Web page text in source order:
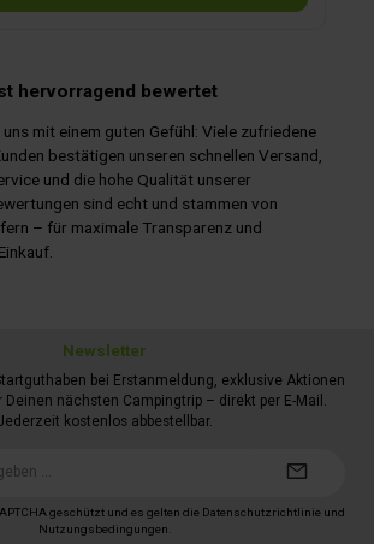
hervorragend bewertet
uns mit einem guten Gefühl: Viele zufriedene
bestätigen unseren schnellen Versand,
und die hohe Qualität unserer
sind echt und stammen von
– für maximale Transparenz und
Newsletter
bei Erstanmeldung, exklusive Aktionen
Deinen nächsten Campingtrip – direkt per E-Mail.
kostenlos abbestellbar.
geschützt und es gelten die Datenschutzrichtlinie und
Nutzungsbedingungen.